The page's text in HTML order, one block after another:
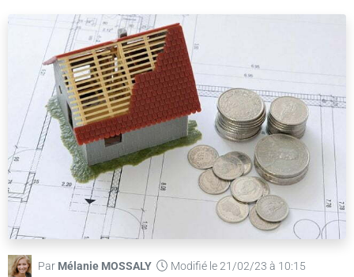
Par Mélanie MOSSALY Modifié le 21/02/23 à 10:15